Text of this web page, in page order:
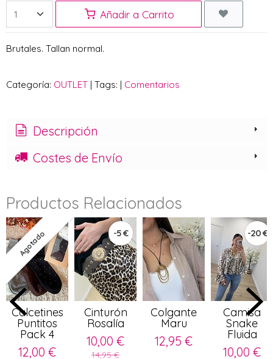
Añadir a Carrito
Brutales. Tallan normal.
Categoría: OUTLET | Tags: | Comentarios
Descripción
Costes de Envío
Productos Relacionados
Agotado
Calcetines
Puntitos
Pack 4
12,00 €
-5 €
Cinturón
Rosalía
10,00 €
14,95 €
Colgante
Maru
12,95 €
-20 €
Camisa
Snake
Fluida
10,00 €